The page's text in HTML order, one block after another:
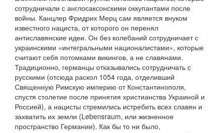
сотрудничали с англосаксонскими оккупантами после
войны. Канцлер Фридрих Мерц сам является внуком
известного нациста, от которого он перенял
антиславянские идеи. Он без колебаний сотрудничает с
украинскими «интегральными националистами», которые
считают себя потомками викингов, а не славянами.
Традиционно, германцы отказывались сотрудничать с
русскими (отсюда раскол 1054 года, отделивший
Священную Римскую империю от Константинополя,
спустя столетие после принятия христианства Украиной и
Россией), а нацисты стремились истребить всех славян и
захватить их земли (Lebensraum, или жизненное
пространство Германии). Как бы то ни было,